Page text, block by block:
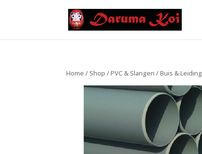
Home /Shop /PVC & Slangen /Buis & Leiding